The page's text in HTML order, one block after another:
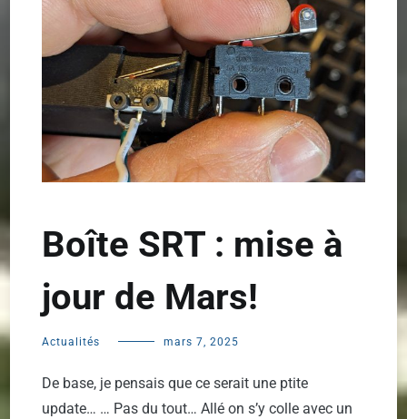
Boîte SRT : mise à
jour de Mars!
Actualités mars 7, 2025
De base, je pensais que ce serait une ptite
update… … Pas du tout… Allé on s’y colle avec un